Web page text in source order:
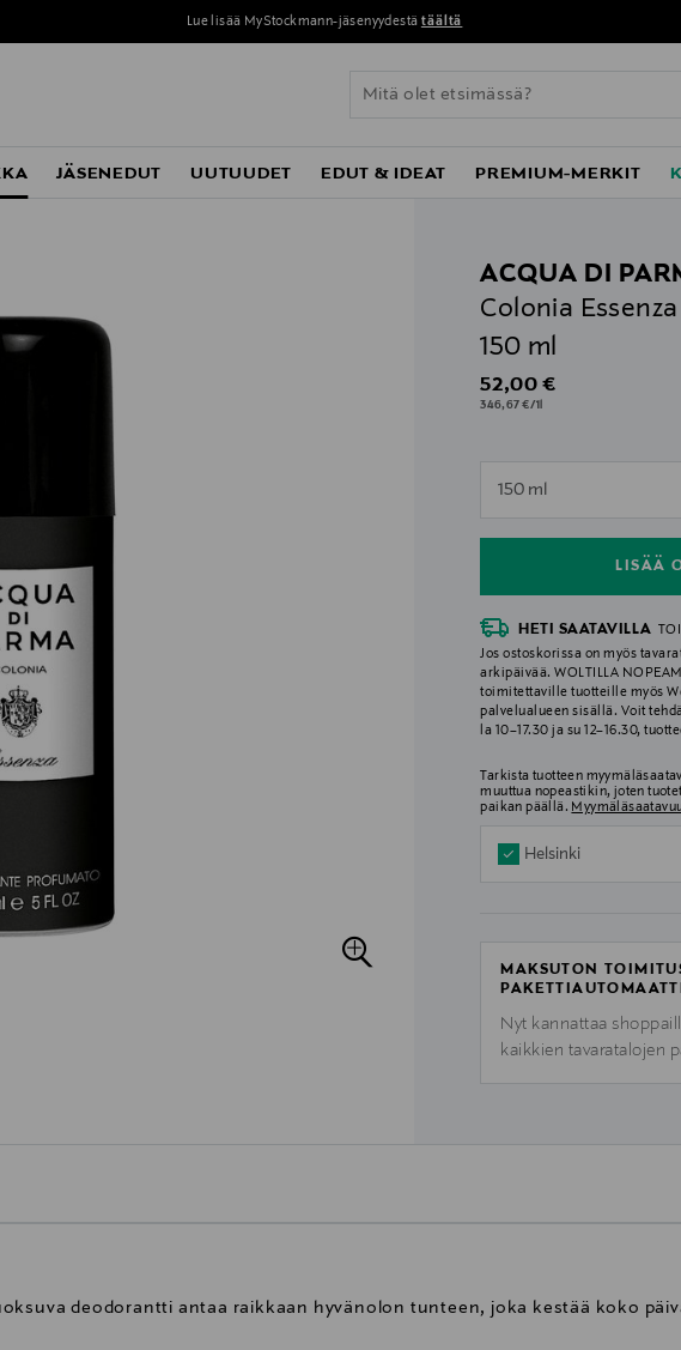
Lue lisää MyStockmann-jäsenyydestä täältä
JÄSENEDUT UUTUUDET EDUT & IDEAT PREMIUM-MERKIT
ACQUA DI
Colonia
150 ml
Original Price
52,00 €
346,67 €/1l
150 ml
LISÄÄ
null
HETI SAATAVILLA
Jos ostoskorissa on myös
arkipäivää. WOLTILLA
toimitettaville tuotteille myös
palvelualueen sisällä. Voit
la 10–17.30 ja su 12–16.30,
Tarkista tuotteen
muuttua nopeastikin, joten
paikan päällä.
Helsinki
MAKSUTON
Nyt kannattaa
kaikkien tavaratalojen
deodorantti antaa raikkaan hyvänolon tunteen, joka kestää koko